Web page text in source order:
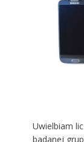
Uwielbiam
badanej